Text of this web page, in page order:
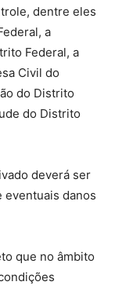
dentre eles
a
Federal, a
Civil do
do Distrito
do Distrito
deverá ser
danos
que no âmbito